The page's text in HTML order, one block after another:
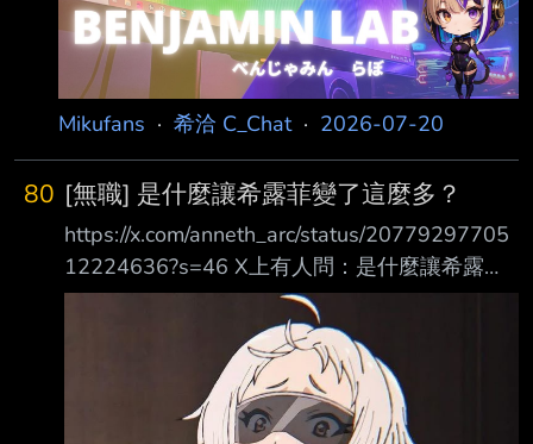
我帶著工具回老家。 ③ 開機確認狀況。 ④ 桌面
上有 200 個圖示。 ⑤ 瀏覽器還開著 47 個分頁
沒關。 ⑥ 記憶體只有 4GB，難怪會慢。 ⑦ 我提
議：「加裝記憶體就會快很多喔。」 ⑧ 父母：
「那些不用啦，有沒有那種按一下就能修好的按
鈕？」 ⑨ 沒有。 我：「……」 在令和時
Mikufans · 希洽 C_Chat· 2026-07-20
80 [無職] 是什麼讓希露菲變了這麼多？
https://x.com/anneth_arc/status/20779297705
12224636?s=46 X上有人問：是什麼讓希露菲
變了這麼多？ 她以前情感表現很豐富，但現在
卻變得沉著又成熟。
https://i.imgur.com/SsFVvmL.jpeg
https://i.imgur.com/wggsUBH.jpeg 有人回應：
https://x.com/houkagoteatobyy/status/2078117